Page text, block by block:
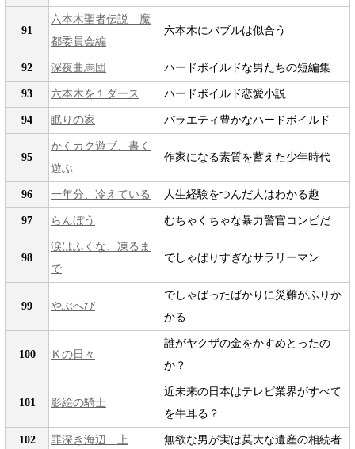
91
六本木聖者伝説 魔
都委員会編
六本木にバブルは似合う
92 深夜曲馬団 ハードボイルドな男たちの短編集
93 六本木を１ダース ハードボイルド恋愛小説
94 眠りの家 バラエティ豊かなハードボイルド
95
かくカク遊ブ、書く
遊ぶ
作家になる素質を蓄えた少年時代
96 一年分、冷えている 人生経験をつんだ人はわかる趣
97 らんぼう むちゃくちゃな暴力警官コンビだ
98
涙はふくな、凍るま
で
でしゃばりすぎなサラリーマン
99 やぶへび
でしゃばったばかりに災難がふりか
かる
100 Ｋの日々
誰がヤクザの金をかすめとったの
か？
101 影絵の騎士
近未来の日本はテレビ業界がすべて
を牛耳る？
102 罪深き海辺 上 無欲な男が実は莫大な遺産の相続者